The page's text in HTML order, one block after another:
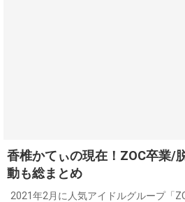
香椎かてぃの現在！ZOC卒業/
動も総まとめ
2021年2月に人気アイドルグループ「